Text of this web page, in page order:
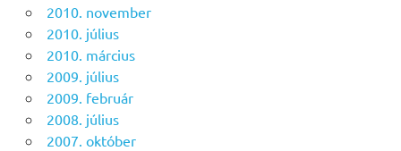
2010. november
2010. július
2010. március
2009. július
2009. február
2008. július
2007. október